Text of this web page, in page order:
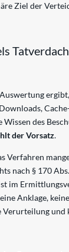
Ziel der
Wissen des
der Vorsatz.
Verfahren
nach § 170
im
Anklage,
Verurteilung und